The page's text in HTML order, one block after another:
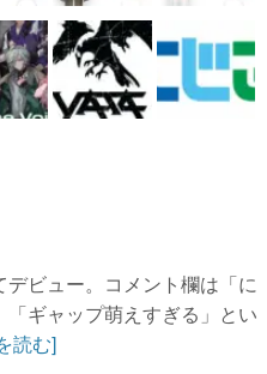
ビュー。コメント欄は「に
ギャップ萌えすぎる」とい
読む]